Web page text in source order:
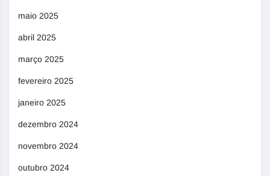
maio 2025
abril 2025
março 2025
fevereiro 2025
janeiro 2025
dezembro 2024
novembro 2024
outubro 2024